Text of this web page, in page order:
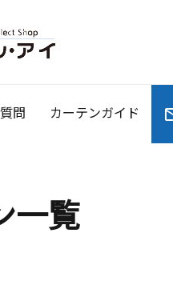
問 カーテンガイド
一覧